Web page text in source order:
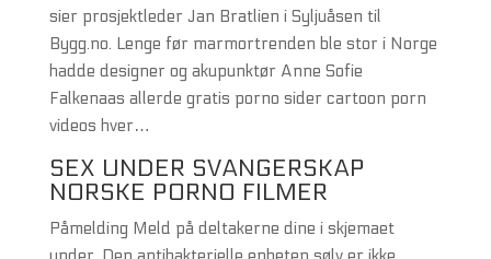
sier prosjektleder Jan Bratlien i Syljuåsen til
Bygg.no. Lenge før marmortrenden ble stor i Norge
hadde designer og akupunktør Anne Sofie
Falkenaas allerde gratis porno sider cartoon porn
videos hver…
SEX UNDER SVANGERSKAP
NORSKE PORNO FILMER
Påmelding Meld på deltakerne dine i skjemaet